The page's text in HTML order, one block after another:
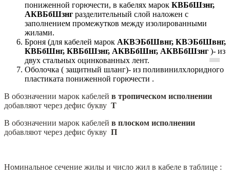
пониженной горючести, в кабелях марок КВБбШзнг,
АКВБбШзнг разделительный слой наложен с
заполнением промежутков между изолированными
жилами.
Броня (для кабелей марок АКВЭБбШвнг, КВЭБбШвнг,
КВБбШнг, КВБбШзнг, АКВБбШнг, АКВБбШзнг )- из
двух стальных оцинкованных лент.
Оболочка ( защитный шланг)- из поливинилхлоридного
пластиката пониженной горючести .
В обозначении марок кабелей в тропическом исполнении
добавляют через дефис букву Т
В обозначении марок кабелей в плоском исполнении
добавляют через дефис букву П
Номинальное сечение жилы и число жил в кабеле в таблице :